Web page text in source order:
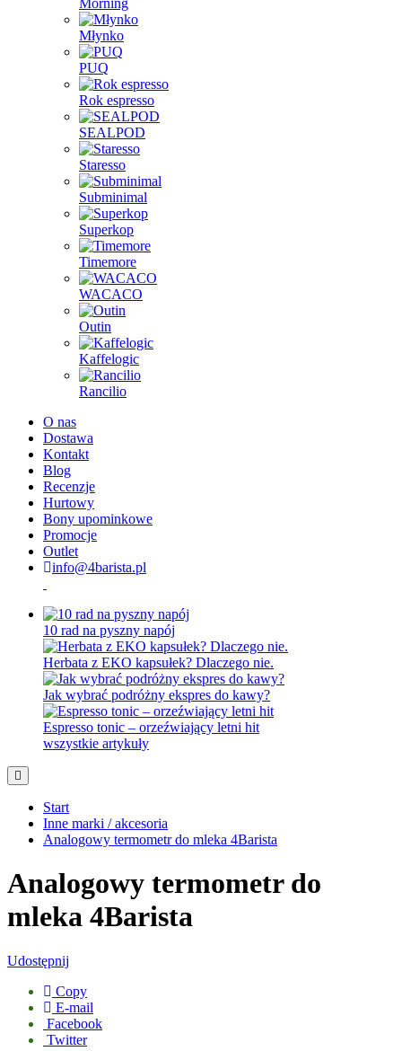
Morning
Młynko
PUQ
Rok espresso
SEALPOD
Staresso
Subminimal
Superkop
Timemore
WACACO
Outin
Kaffelogic
Rancilio
O nas
Dostawa
Kontakt
Blog
Recenzje
Hurtowy
Bony upominkowe
Promocje
Outlet
info@4barista.pl
10 rad na pyszny napój
Herbata z EKO kapsułek? Dlaczego nie.
Jak wybrać podróżny ekspres do kawy?
Espresso tonic – orzeźwiający letni hit
wszystkie artykuły
Start
Inne marki / akcesoria
Analogowy termometr do mleka 4Barista
Analogowy termometr do
mleka 4Barista
Udostępnij
Copy
E-mail
Facebook
Twitter